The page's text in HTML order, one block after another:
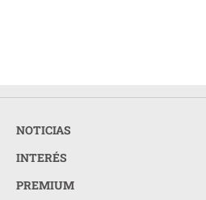
NOTICIAS
INTERÉS
PREMIUM